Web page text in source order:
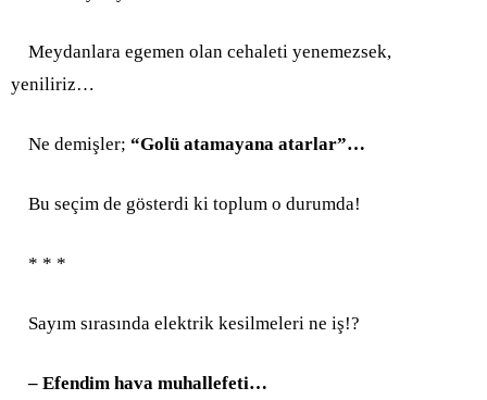
Meydanlara egemen olan cehaleti yenemezsek,
yeniliriz…
Ne demişler; “Golü atamayana atarlar”…
Bu seçim de gösterdi ki toplum o durumda!
* * *
Sayım sırasında elektrik kesilmeleri ne iş!?
– Efendim hava muhallefeti…